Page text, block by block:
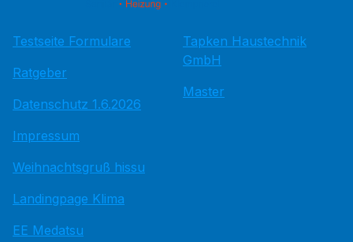
Testseite Formulare
Ratgeber
Datenschutz 1.6.2026
Impressum
Weihnachtsgruß hissu
Landingpage Klima
EE Medatsu
Tapken Haustechnik
GmbH
Master